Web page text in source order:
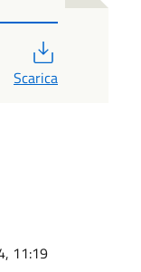
Scarica
11:19